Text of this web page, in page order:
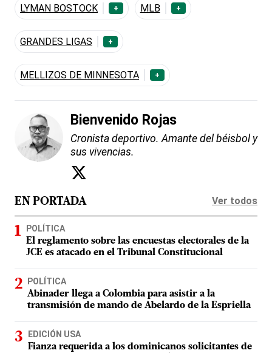
LYMAN BOSTOCK + MLB +
GRANDES LIGAS +
MELLIZOS DE MINNESOTA +
Bienvenido Rojas
Cronista deportivo. Amante del béisbol y
sus vivencias.
EN PORTADA Ver todos
POLÍTICA
El reglamento sobre las encuestas electorales de la
JCE es atacado en el Tribunal Constitucional
POLÍTICA
Abinader llega a Colombia para asistir a la
transmisión de mando de Abelardo de la Espriella
EDICIÓN USA
Fianza requerida a los dominicanos solicitantes de